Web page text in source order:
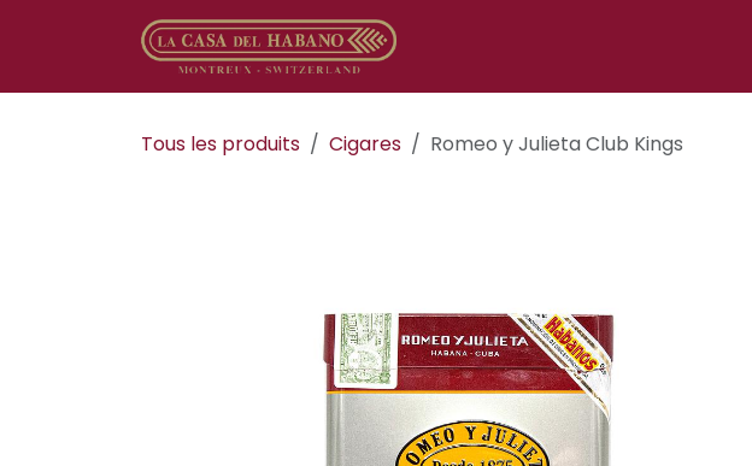
Se rendre au contenu
Tous les produits ​​​Cigares Romeo y Julieta Club Kings